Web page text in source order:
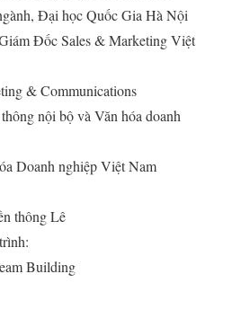
Đại học Quốc Gia Hà Nội
Đốc Sales & Marketing Việt
& Communications
nội bộ và Văn hóa doanh
Doanh nghiệp Việt Nam
thông Lê
Building